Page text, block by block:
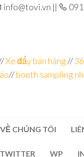
info@tovi.vn ||
Xe đẩy bán hàng//
//booth sampling
VỀ CHÚNG TÔI
TWITTER WP